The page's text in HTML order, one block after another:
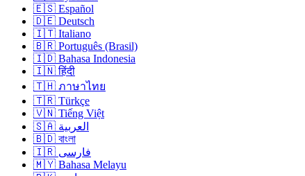
🇪🇸 Español
🇩🇪 Deutsch
🇮🇹 Italiano
🇧🇷 Português (Brasil)
🇮🇩 Bahasa Indonesia
🇮🇳 हिंदी
🇹🇭 ภาษาไทย
🇹🇷 Türkçe
🇻🇳 Tiếng Việt
🇸🇦 العربية
🇧🇩 বাংলা
🇮🇷 فارسی
🇲🇾 Bahasa Melayu